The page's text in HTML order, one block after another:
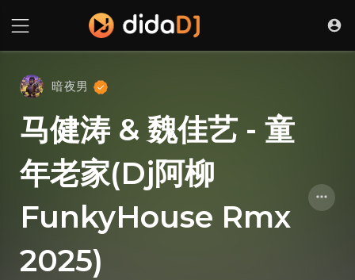
暗夜男
马健涛 & 魏佳艺 - 童
年老家(Dj阿柳
FunkyHouse Rmx
2025)